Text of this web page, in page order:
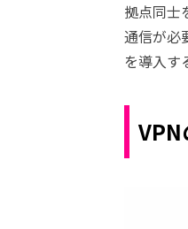
拠点同士
通信が必
を導入す